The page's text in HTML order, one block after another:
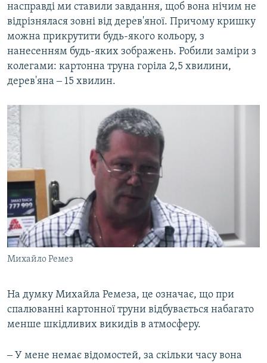
насправді ми ставили завдання, щоб вона нічим не
відрізнялася зовні від дерев'яної. Причому кришку
можна прикрутити будь-якого кольору, з
нанесенням будь-яких зображень. Робили заміри з
колегами: картонна труна горіла 2,5 хвилини,
дерев'яна ‒ 15 хвилин.
Михайло Ремез
На думку Михайла Ремеза, це означає, що при
спалюванні картонної труни відбувається набагато
менше шкідливих викидів в атмосферу.
‒ У мене немає відомостей, за скільки часу вона